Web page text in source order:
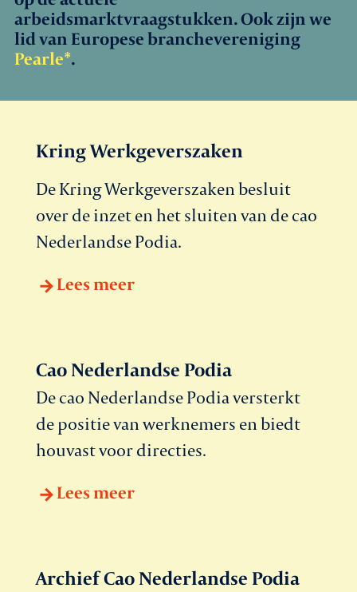
Agenda
In gesprek met leden
Vacatures
Contact
arbeidsmarktvraagstukken. Ook zijn we
lid van Europese branchevereniging
Pearle*.
Kring Werkgeverszaken
De Kring Werkgeverszaken besluit
over de inzet en het sluiten van de cao
Nederlandse Podia.
Lees meer
Cao Nederlandse Podia
De cao Nederlandse Podia versterkt
de positie van werknemers en biedt
houvast voor directies.
Lees meer
Archief Cao Nederlandse Podia